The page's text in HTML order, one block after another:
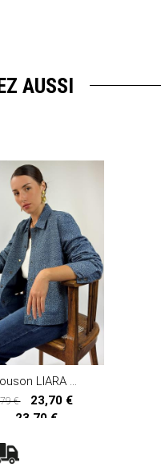
AUSSI
Blouson LIARA en denim fleuri
79 €
23,70 €
23,70 €